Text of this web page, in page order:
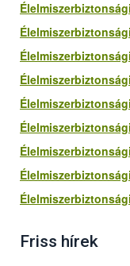
Friss hírek